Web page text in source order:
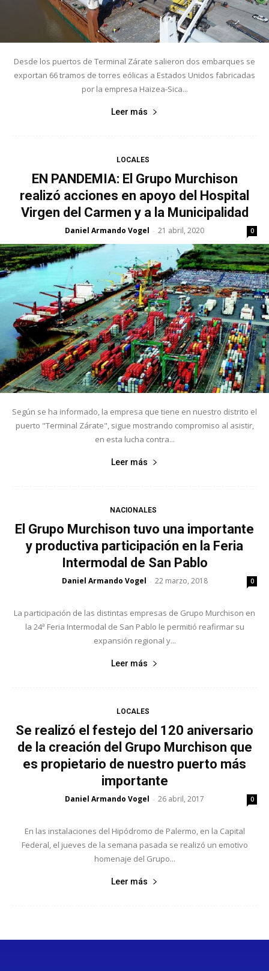
Desde los puertos de Terminal Zárate salieron dos embarques se
exportan 66 tramos de torres eólicas a Estados Unidos fabricadas
por la empresa Haizea-Sica...
Leer más
LOCALES
EN PANDEMIA: El Grupo Murchison
realizó acciones en apoyo del Hospital
Virgen del Carmen y a la Municipalidad
Daniel Armando Vogel - 21 abril, 2020 0
Según se ha informado, la empresa que tiene en nuestro distrito el
puerto "Terminal Zárate", sigue mostrando compromiso al asistir,
en esta lucha contra...
Leer más
NACIONALES
El Grupo Murchison tuvo una importante
y productiva participación en la Feria
Intermodal de San Pablo
Daniel Armando Vogel - 22 marzo, 2018 0
La participación de las distintas empresas de Grupo Murchison en
la 24ª Feria Intermodal de San Pablo le permitió reafirmar su
expansión regional y...
Leer más
LOCALES
Se realizó el festejo del 120 aniversario
de la creación del Grupo Murchison que
es propietario de nuestro puerto más
importante
Daniel Armando Vogel - 26 abril, 2017 0
En las instalaciones del Hipódromo de Palermo, en la Capital
Federal, el jueves de la semana pasada se realizó un emotivo
homenaje del Grupo...
Leer más